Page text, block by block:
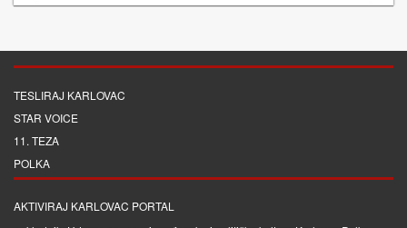
TESLIRAJ KARLOVAC
STAR VOICE
11. TEZA
POLKA
AKTIVIRAJ KARLOVAC PORTAL